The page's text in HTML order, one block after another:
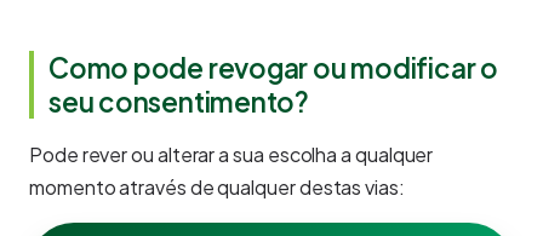
Como pode revogar ou modificar o
seu consentimento?
Pode rever ou alterar a sua escolha a qualquer
momento através de qualquer destas vias: